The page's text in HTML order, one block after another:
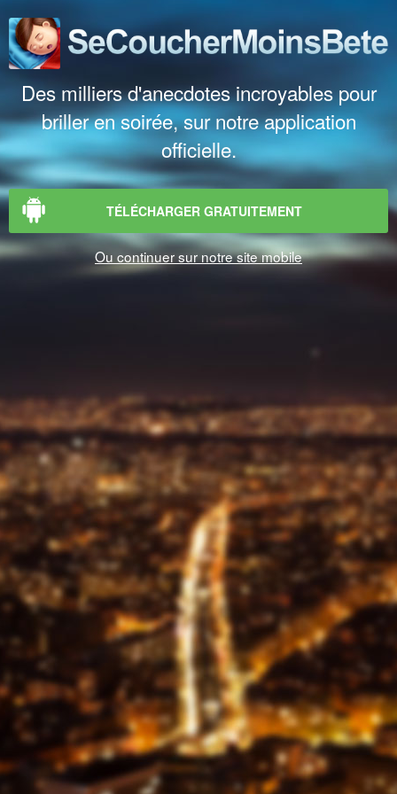
Des milliers d'anecdotes incroyables pour
briller en soirée, sur notre application
officielle.
TÉLÉCHARGER GRATUITEMENT
Ou continuer sur notre site mobile